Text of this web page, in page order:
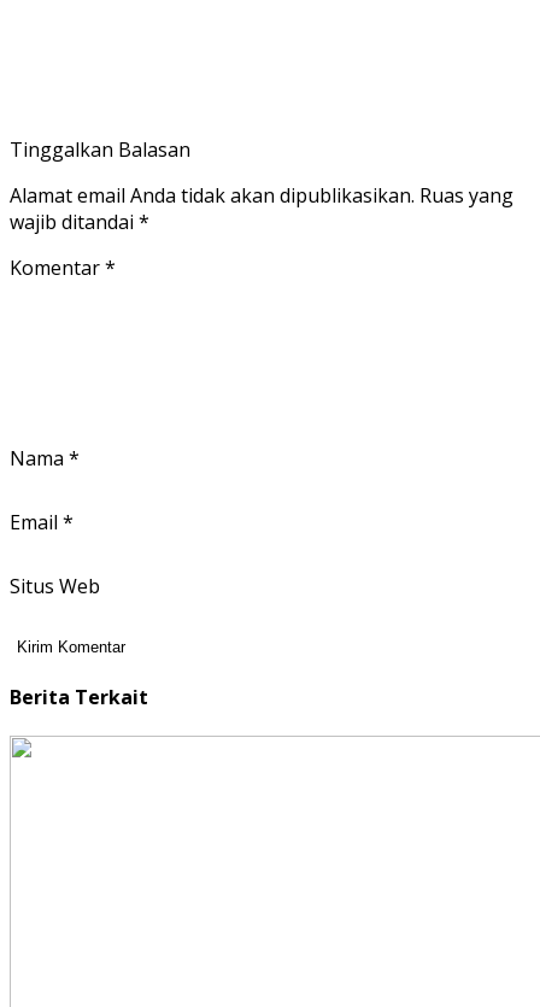
Tinggalkan Balasan
Alamat email Anda tidak akan dipublikasikan. Ruas yang
wajib ditandai *
Komentar*
Nama *
Email *
Situs Web
Berita Terkait